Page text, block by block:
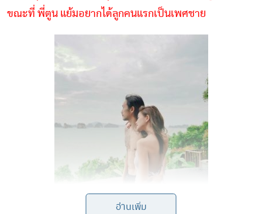
ขณะที่ พี่ตูน แย้มอยากได้ลูกคนแรกเป็นเพศชาย
อ่านเพิ่ม